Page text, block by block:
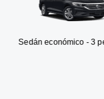
- 3 personas